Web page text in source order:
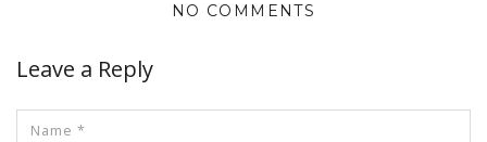
NO COMMENTS
Leave a Reply